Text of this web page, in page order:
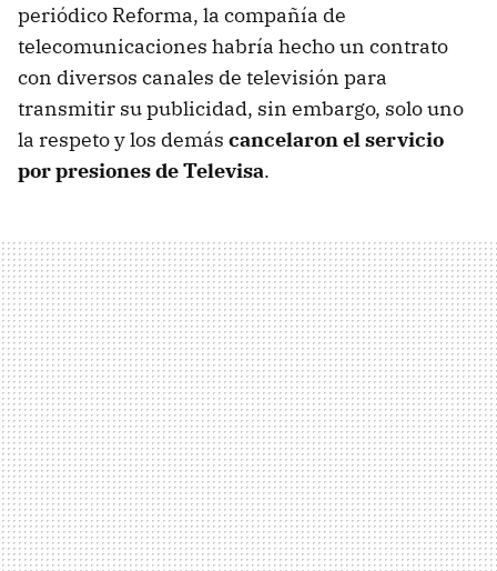
periódico Reforma, la compañía de
telecomunicaciones habría hecho un contrato
con diversos canales de televisión para
transmitir su publicidad, sin embargo, solo uno
la respeto y los demás cancelaron el servicio
por presiones de Televisa.